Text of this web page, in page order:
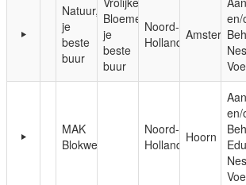
Natuur,
je
beste
buur
Bloemenweide/Natuur,
je
beste
buur
Noord-
Holland Amsterdam
en/
MAK
Blokweer
Noord-
Holland Hoorn
en/